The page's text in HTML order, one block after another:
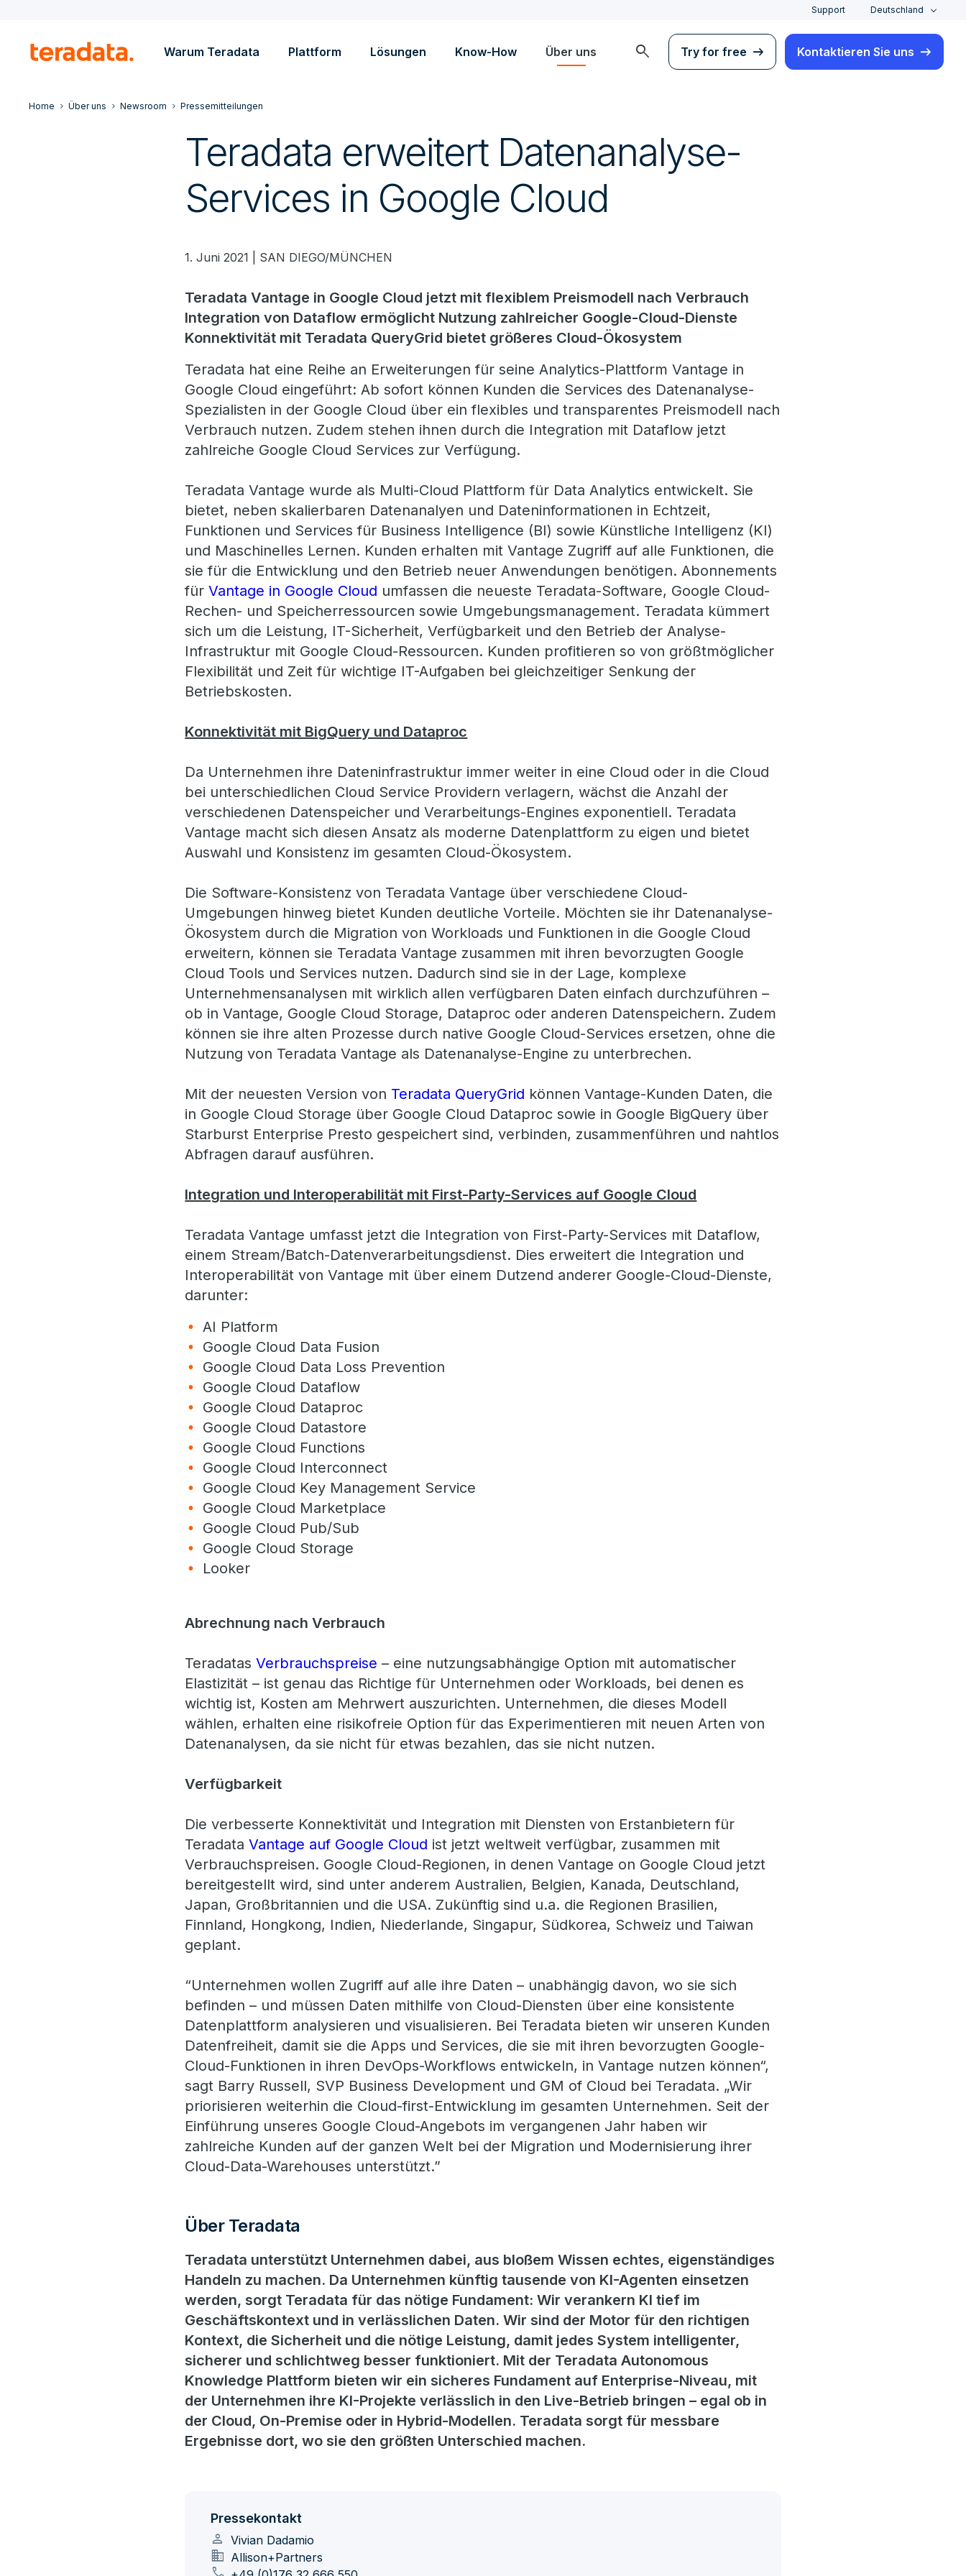
Support Deutschland
Warum Teradata Plattform Lösungen Know-How Über uns search Try for free Kontaktieren Sie uns
Home Über uns Newsroom Pressemitteilungen
Teradata erweitert Datenanalyse-
Services in Google Cloud
1. Juni 2021 | SAN DIEGO/MÜNCHEN
Teradata Vantage in Google Cloud jetzt mit flexiblem Preismodell nach Verbrauch
Integration von Dataflow ermöglicht Nutzung zahlreicher Google-Cloud-Dienste
Konnektivität mit Teradata QueryGrid bietet größeres Cloud-Ökosystem
Teradata hat eine Reihe an Erweiterungen für seine Analytics-Plattform Vantage in
Google Cloud eingeführt: Ab sofort können Kunden die Services des Datenanalyse-
Spezialisten in der Google Cloud über ein flexibles und transparentes Preismodell nach
Verbrauch nutzen. Zudem stehen ihnen durch die Integration mit Dataflow jetzt
zahlreiche Google Cloud Services zur Verfügung.
Teradata Vantage wurde als Multi-Cloud Plattform für Data Analytics entwickelt. Sie
bietet, neben skalierbaren Datenanalyen und Dateninformationen in Echtzeit,
Funktionen und Services für Business Intelligence (BI) sowie Künstliche Intelligenz (KI)
und Maschinelles Lernen. Kunden erhalten mit Vantage Zugriff auf alle Funktionen, die
sie für die Entwicklung und den Betrieb neuer Anwendungen benötigen. Abonnements
fürVantage in Google Cloud umfassen die neueste Teradata-Software, Google Cloud-
Rechen- und Speicherressourcen sowie Umgebungsmanagement. Teradata kümmert
sich um die Leistung, IT-Sicherheit, Verfügbarkeit und den Betrieb der Analyse-
Infrastruktur mit Google Cloud-Ressourcen. Kunden profitieren so von größtmöglicher
Flexibilität und Zeit für wichtige IT-Aufgaben bei gleichzeitiger Senkung der
Betriebskosten.
Konnektivität mit BigQuery und Dataproc
Da Unternehmen ihre Dateninfrastruktur immer weiter in eine Cloud oder in die Cloud
bei unterschiedlichen Cloud Service Providern verlagern, wächst die Anzahl der
verschiedenen Datenspeicher und Verarbeitungs-Engines exponentiell. Teradata
Vantage macht sich diesen Ansatz als moderne Datenplattform zu eigen und bietet
Auswahl und Konsistenz im gesamten Cloud-Ökosystem.
Die Software-Konsistenz von Teradata Vantage über verschiedene Cloud-
Umgebungen hinweg bietet Kunden deutliche Vorteile. Möchten sie ihr Datenanalyse-
Ökosystem durch die Migration von Workloads und Funktionen in die Google Cloud
erweitern, können sie Teradata Vantage zusammen mit ihren bevorzugten Google
Cloud Tools und Services nutzen. Dadurch sind sie in der Lage, komplexe
Unternehmensanalysen mit wirklich allen verfügbaren Daten einfach durchzuführen –
ob in Vantage, Google Cloud Storage, Dataproc oder anderen Datenspeichern. Zudem
können sie ihre alten Prozesse durch native Google Cloud-Services ersetzen, ohne die
Nutzung von Teradata Vantage als Datenanalyse-Engine zu unterbrechen.
Mit der neuesten Version von Teradata QueryGrid können Vantage-Kunden Daten, die
in Google Cloud Storage über Google Cloud Dataproc sowie in Google BigQuery über
Starburst Enterprise Presto gespeichert sind, verbinden, zusammenführen und nahtlos
Abfragen darauf ausführen.
Integration und Interoperabilität mit First-Party-Services auf Google Cloud
Teradata Vantage umfasst jetzt die Integration von First-Party-Services mit Dataflow,
einem Stream/Batch-Datenverarbeitungsdienst. Dies erweitert die Integration und
Interoperabilität von Vantage mit über einem Dutzend anderer Google-Cloud-Dienste,
darunter:
AI Platform
Google Cloud Data Fusion
Google Cloud Data Loss Prevention
Google Cloud Dataflow
Google Cloud Dataproc
Google Cloud Datastore
Google Cloud Functions
Google Cloud Interconnect
Google Cloud Key Management Service
Google Cloud Marketplace
Google Cloud Pub/Sub
Google Cloud Storage
Looker
Abrechnung nach Verbrauch
TeradatasVerbrauchspreise – eine nutzungsabhängige Option mit automatischer
Elastizität – ist genau das Richtige für Unternehmen oder Workloads, bei denen es
wichtig ist, Kosten am Mehrwert auszurichten. Unternehmen, die dieses Modell
wählen, erhalten eine risikofreie Option für das Experimentieren mit neuen Arten von
Datenanalysen, da sie nicht für etwas bezahlen, das sie nicht nutzen.
Verfügbarkeit
Die verbesserte Konnektivität und Integration mit Diensten von Erstanbietern für
TeradataVantage auf Google Cloud ist jetzt weltweit verfügbar, zusammen mit
Verbrauchspreisen. Google Cloud-Regionen, in denen Vantage on Google Cloud jetzt
bereitgestellt wird, sind unter anderem Australien, Belgien, Kanada, Deutschland,
Japan, Großbritannien und die USA. Zukünftig sind u.a. die Regionen Brasilien,
Finnland, Hongkong, Indien, Niederlande, Singapur, Südkorea, Schweiz und Taiwan
geplant.
“Unternehmen wollen Zugriff auf alle ihre Daten – unabhängig davon, wo sie sich
befinden – und müssen Daten mithilfe von Cloud-Diensten über eine konsistente
Datenplattform analysieren und visualisieren. Bei Teradata bieten wir unseren Kunden
Datenfreiheit, damit sie die Apps und Services, die sie mit ihren bevorzugten Google-
Cloud-Funktionen in ihren DevOps-Workflows entwickeln, in Vantage nutzen können“,
sagt Barry Russell, SVP Business Development und GM of Cloud bei Teradata. „Wir
priorisieren weiterhin die Cloud-first-Entwicklung im gesamten Unternehmen. Seit der
Einführung unseres Google Cloud-Angebots im vergangenen Jahr haben wir
zahlreiche Kunden auf der ganzen Welt bei der Migration und Modernisierung ihrer
Cloud-Data-Warehouses unterstützt.”
Über Teradata
Teradata unterstützt Unternehmen dabei, aus bloßem Wissen echtes, eigenständiges
Handeln zu machen. Da Unternehmen künftig tausende von KI-Agenten einsetzen
werden, sorgt Teradata für das nötige Fundament: Wir verankern KI tief im
Geschäftskontext und in verlässlichen Daten. Wir sind der Motor für den richtigen
Kontext, die Sicherheit und die nötige Leistung, damit jedes System intelligenter,
sicherer und schlichtweg besser funktioniert. Mit der Teradata Autonomous
Knowledge Plattform bieten wir ein sicheres Fundament auf Enterprise-Niveau, mit
der Unternehmen ihre KI-Projekte verlässlich in den Live-Betrieb bringen – egal ob in
der Cloud, On-Premise oder in Hybrid-Modellen. Teradata sorgt für messbare
Ergebnisse dort, wo sie den größten Unterschied machen.
Pressekontakt
person Vivian Dadamio
domain Allison+Partners